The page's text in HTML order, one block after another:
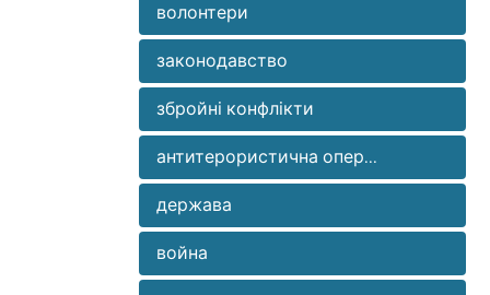
волонтери
законодавство
збройні конфлікти
антитерористична опер...
держава
война